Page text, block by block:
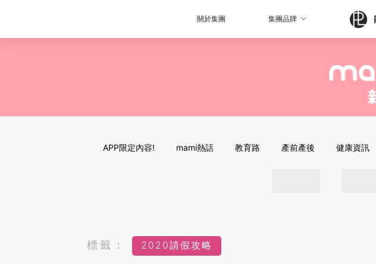
關於集團 集團品牌
APP限定內容! mami熱話 教育路 產前產後 健康資訊
標籤： 2020請假攻略